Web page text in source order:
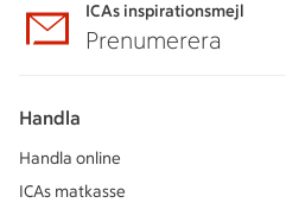
ICAs inspirationsmejl
Prenumerera
Handla
Handla online
ICAs matkasse